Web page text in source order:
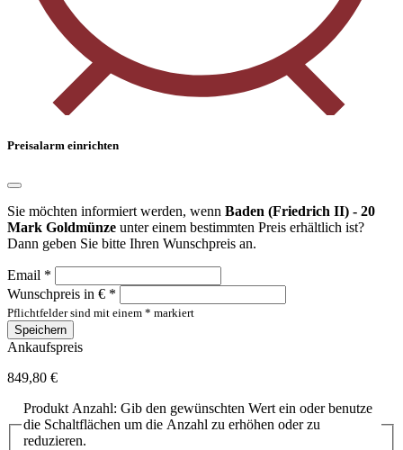
Preisalarm einrichten
Sie möchten informiert werden, wenn Baden (Friedrich II) - 20
Mark Goldmünze unter einem bestimmten Preis erhältlich ist?
Dann geben Sie bitte Ihren Wunschpreis an.
Email *
Wunschpreis in € *
Pflichtfelder sind mit einem * markiert
Speichern
Ankaufspreis
849,80 €
Produkt Anzahl: Gib den gewünschten Wert ein oder benutze
die Schaltflächen um die Anzahl zu erhöhen oder zu
reduzieren.